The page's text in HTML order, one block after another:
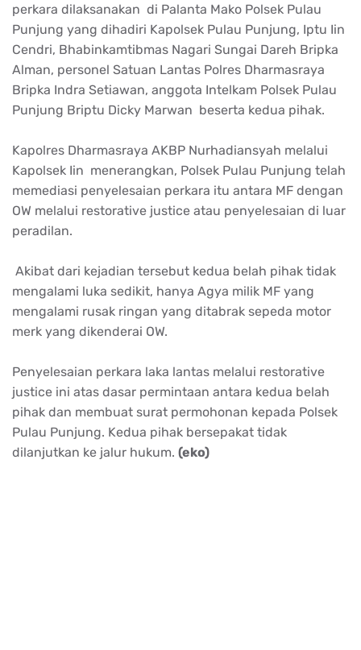
perkara dilaksanakan di Palanta Mako Polsek Pulau
Punjung yang dihadiri Kapolsek Pulau Punjung, Iptu Iin
Cendri, Bhabinkamtibmas Nagari Sungai Dareh Bripka
Alman, personel Satuan Lantas Polres Dharmasraya
Bripka Indra Setiawan, anggota Intelkam Polsek Pulau
Punjung Briptu Dicky Marwan beserta kedua pihak.
Kapolres Dharmasraya AKBP Nurhadiansyah melalui
Kapolsek Iin menerangkan, Polsek Pulau Punjung telah
memediasi penyelesaian perkara itu antara MF dengan
OW melalui restorative justice atau penyelesaian di luar
peradilan.
Akibat dari kejadian tersebut kedua belah pihak tidak
mengalami luka sedikit, hanya Agya milik MF yang
mengalami rusak ringan yang ditabrak sepeda motor
merk yang dikenderai OW.
Penyelesaian perkara laka lantas melalui restorative
justice ini atas dasar permintaan antara kedua belah
pihak dan membuat surat permohonan kepada Polsek
Pulau Punjung. Kedua pihak bersepakat tidak
dilanjutkan ke jalur hukum. (eko)